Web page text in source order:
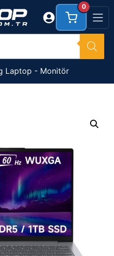
Laptop - Monitör
0